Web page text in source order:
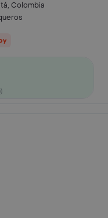
Colombia